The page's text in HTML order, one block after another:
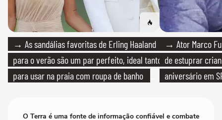
→ As sandálias favoritas de Erling Haaland
para o verão são um par perfeito, ideal tanto
para usar na praia com roupa de banho
→ Ator Marco
de estuprar
aniversário em
O Terra é uma fonte de informação confiável e combate